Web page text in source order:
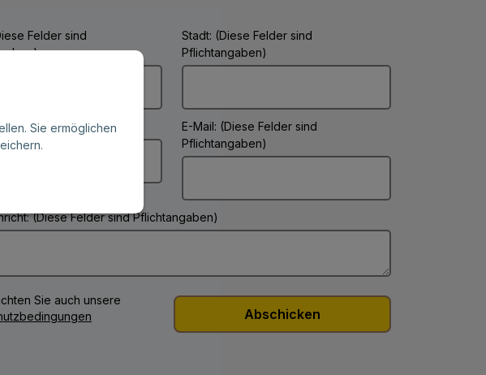
Sie ermöglichen
Felder sind
Stadt: (Diese Felder sind
Pflichtangaben)
E-Mail: (Diese Felder sind
Pflichtangaben)
(Diese Felder sind Pflichtangaben)
Sie auch unsere